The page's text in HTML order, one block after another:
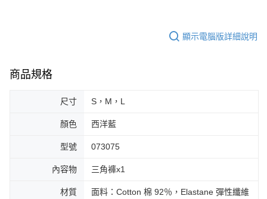
顯示電腦版詳細說明
商品規格
尺寸 S，M，L
顏色 西洋藍
型號 073075
內容物 三角褲x1
材質
面料：Cotton 棉 92％，Elastane 彈性纖維